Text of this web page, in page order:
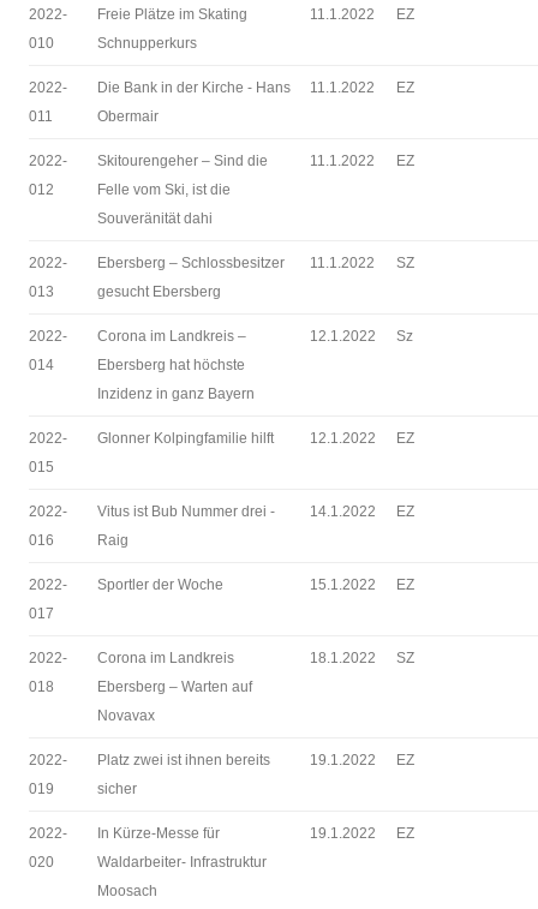
2022-
010
Freie Plätze im Skating
Schnupperkurs
11.1.2022 EZ
2022-
011
Die Bank in der Kirche - Hans
Obermair
11.1.2022 EZ
2022-
012
Skitourengeher – Sind die
Felle vom Ski, ist die
Souveränität dahi
11.1.2022 EZ
2022-
013
Ebersberg – Schlossbesitzer
gesucht Ebersberg
11.1.2022 SZ
2022-
014
Corona im Landkreis –
Ebersberg hat höchste
Inzidenz in ganz Bayern
12.1.2022 Sz
2022-
015
Glonner Kolpingfamilie hilft 12.1.2022 EZ
2022-
016
Vitus ist Bub Nummer drei -
Raig
14.1.2022 EZ
2022-
017
Sportler der Woche 15.1.2022 EZ
2022-
018
Corona im Landkreis
Ebersberg – Warten auf
Novavax
18.1.2022 SZ
2022-
019
Platz zwei ist ihnen bereits
sicher
19.1.2022 EZ
2022-
020
In Kürze-Messe für
Waldarbeiter- Infrastruktur
Moosach
19.1.2022 EZ